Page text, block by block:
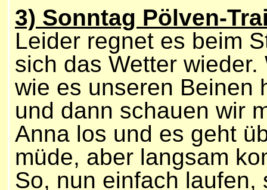
3) Sonntag Pölven-
Leider regnet es beim
sich das Wetter
wie es unseren Beinen
und dann schauen wir
Anna los und es geht
müde, aber langsam
So, nun einfach